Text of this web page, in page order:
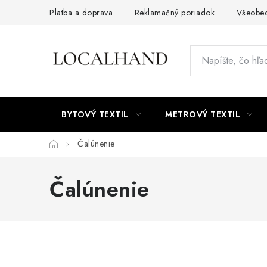
Platba a doprava Reklamačný poriadok
BYTOVÝ TEXTIL METROVÝ TEXTIL
DomovČalúnenie
Čalúnenie